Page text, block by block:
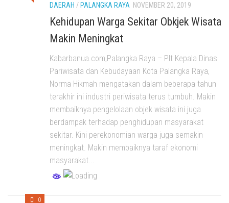
DAERAH / PALANGKA RAYA NOVEMBER 20, 2019
Kehidupan Warga Sekitar Obkjek Wisata
Makin Meningkat
Kabarbanua.com,Palangka Raya – Plt Kepala Dinas
Pariwisata dan Kebudayaan Kota Palangka Raya,
Norma Hikmah mengatakan dalam beberapa tahun
terakhir ini industri periwisata terus tumbuh. Makin
membaiknya pengelolaan objek wisata ini juga
berdampak terhadap penghidupan masyarakat
sekitar. Kini perekonomian warga juga semakin
meningkat. Makin membaiknya taraf ekonomi
masyarakat...
0